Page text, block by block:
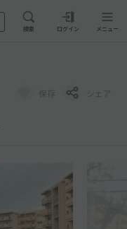
検索 ログイン メニュー
保存 シェア